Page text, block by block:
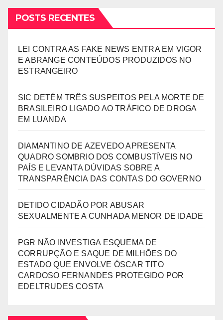
POSTS RECENTES
LEI CONTRA AS FAKE NEWS ENTRA EM VIGOR
E ABRANGE CONTEÚDOS PRODUZIDOS NO
ESTRANGEIRO
SIC DETÉM TRÊS SUSPEITOS PELA MORTE DE
BRASILEIRO LIGADO AO TRÁFICO DE DROGA
EM LUANDA
DIAMANTINO DE AZEVEDO APRESENTA
QUADRO SOMBRIO DOS COMBUSTÍVEIS NO
PAÍS E LEVANTA DÚVIDAS SOBRE A
TRANSPARÊNCIA DAS CONTAS DO GOVERNO
DETIDO CIDADÃO POR ABUSAR
SEXUALMENTE A CUNHADA MENOR DE IDADE
PGR NÃO INVESTIGA ESQUEMA DE
CORRUPÇÃO E SAQUE DE MILHÕES DO
ESTADO QUE ENVOLVE ÓSCAR TITO
CARDOSO FERNANDES PROTEGIDO POR
EDELTRUDES COSTA